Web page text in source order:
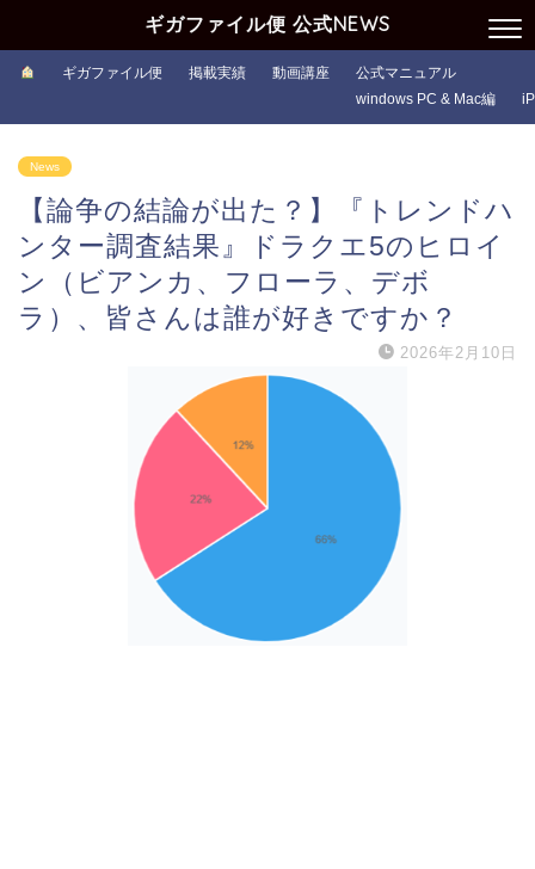
ギガファイル便 公式NEWS
ギガファイル便 掲載実績 動画講座
公式マニュアル
windows PC & Mac編
News
【論争の結論が出た？】『トレンドハ
ンター調査結果』ドラクエ5のヒロイ
ン（ビアンカ、フローラ、デボ
ラ）、皆さんは誰が好きですか？
2026年2月10日